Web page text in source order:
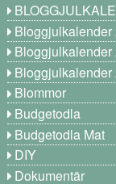
Bloggjulkalender
Bloggjulkalender
Bloggjulkalender
Blommor
Budgetodla
Budgetodla Mat
DIY
Dokumentär